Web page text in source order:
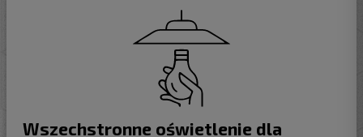
Wszechstronne oświetlenie dla